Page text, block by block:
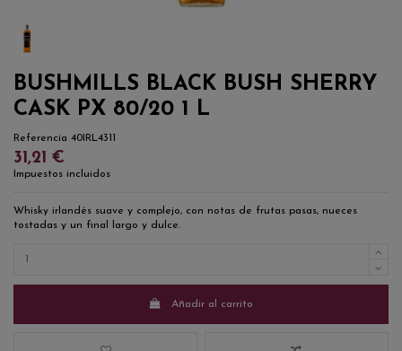
BUSHMILLS BLACK BUSH SHERRY
CASK PX 80/20 1 L
Referencia 40IRL4311
31,21 €
Impuestos incluidos
Whisky irlandés suave y complejo, con notas de frutas pasas, nueces
tostadas y un final largo y dulce.
Añadir al carrito